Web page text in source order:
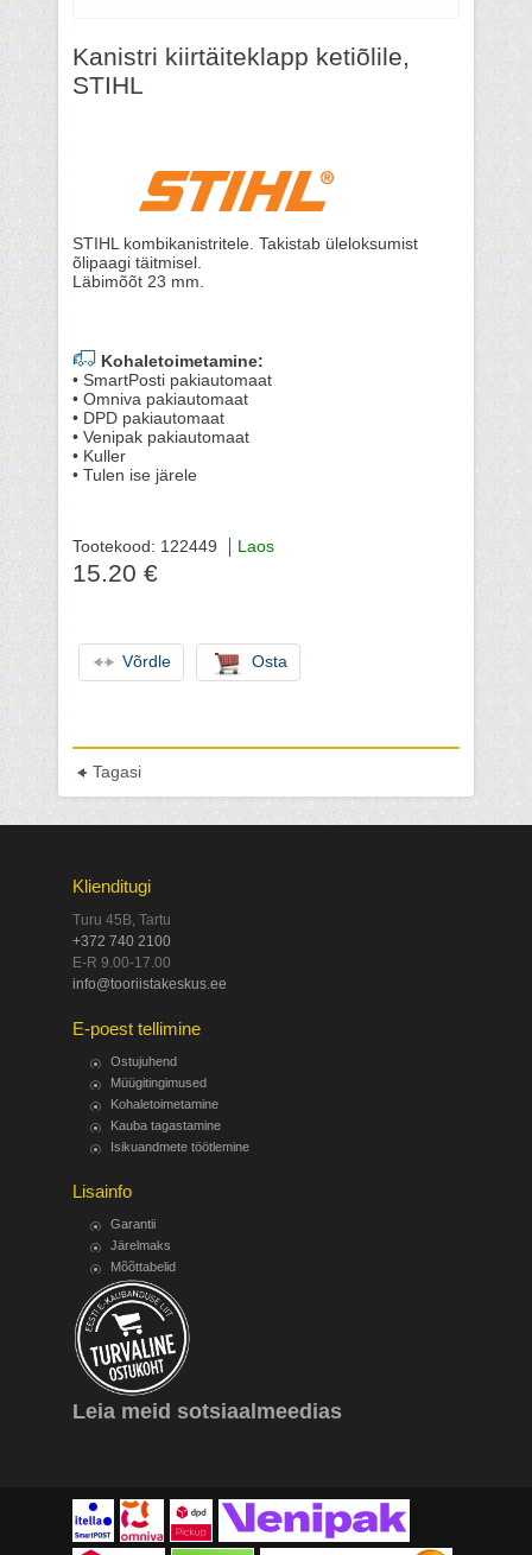
Kanistri kiirtäiteklapp ketiõlile,
STIHL
STIHL kombikanistritele. Takistab üleloksumist
õlipaagi täitmisel.
Läbimõõt 23 mm.
Kohaletoimetamine:
• SmartPosti pakiautomaat
• Omniva pakiautomaat
• DPD pakiautomaat
• Venipak pakiautomaat
• Kuller
• Tulen ise järele
Tootekood: 122449 Laos
15.20 €
Võrdle Osta
Tagasi
Klienditugi
Turu 45B, Tartu
+372 740 2100
E-R 9.00-17.00
info@tooriistakeskus.ee
E-poest tellimine
Ostujuhend
Müügitingimused
Kohaletoimetamine
Kauba tagastamine
Isikuandmete töötlemine
Lisainfo
Garantii
Järelmaks
Mõõttabelid
Leia meid sotsiaalmeedias